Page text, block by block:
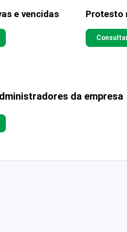
e vencidas Protesto
da empresa